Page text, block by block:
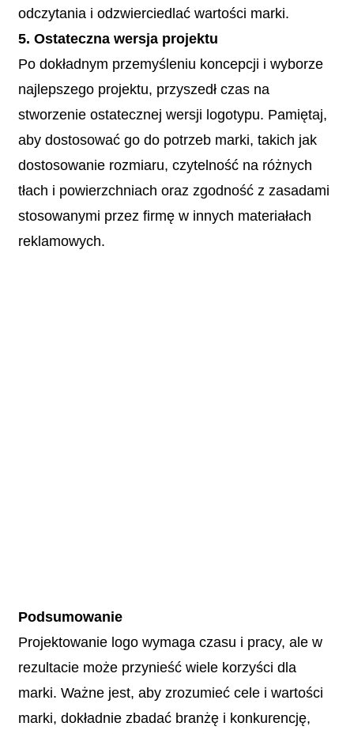
odczytania i odzwierciedlać wartości marki.
5. Ostateczna wersja projektu
Po dokładnym przemyśleniu koncepcji i wyborze
najlepszego projektu, przyszedł czas na
stworzenie ostatecznej wersji logotypu. Pamiętaj,
aby dostosować go do potrzeb marki, takich jak
dostosowanie rozmiaru, czytelność na różnych
tłach i powierzchniach oraz zgodność z zasadami
stosowanymi przez firmę w innych materiałach
reklamowych.
Podsumowanie
Projektowanie logo wymaga czasu i pracy, ale w
rezultacie może przynieść wiele korzyści dla
marki. Ważne jest, aby zrozumieć cele i wartości
marki, dokładnie zbadać branżę i konkurencję,